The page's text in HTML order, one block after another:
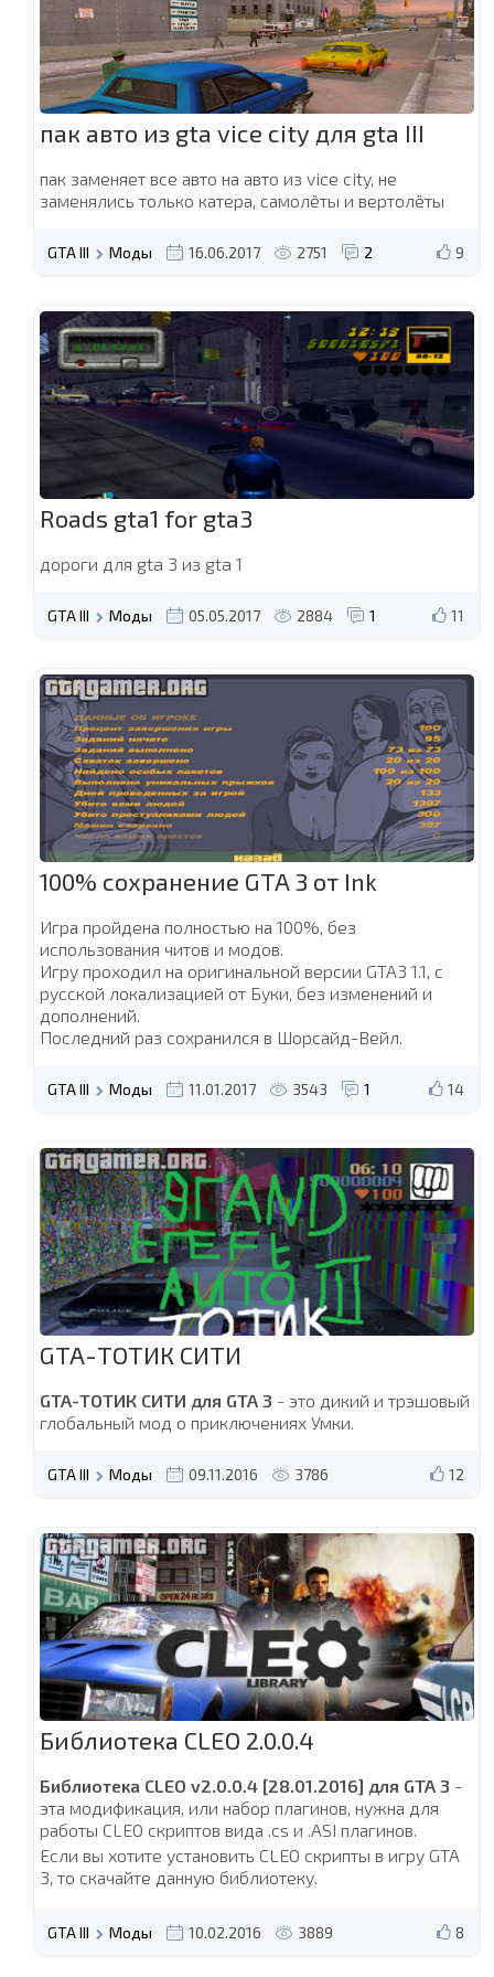
пак авто из gta vice city для gta III
пак заменяет все авто на авто из vice city, не
заменялись только катера, самолёты и вертолёты
9
GTA III Моды 16.06.2017 2751 2
Roads gta1 for gta3
дороги для gta 3 из gta 1
11
GTA III Моды 05.05.2017 2884 1
100% сохранение GTA 3 от Ink
Игра пройдена полностью на 100%, без
использования читов и модов.
Игру проходил на оригинальной версии GTA3 1.1, с
русской локализацией от Буки, без изменений и
дополнений.
Последний раз сохранился в Шорсайд-Вейл.
14
GTA III Моды 11.01.2017 3543 1
GTA-ТОТИК СИТИ
GTA-ТОТИК СИТИ для GTA 3 - это дикий и трэшовый
глобальный мод о приключениях Умки.
12
GTA III Моды 09.11.2016 3786
Библиотека CLEO 2.0.0.4
Библиотека CLEO v2.0.0.4 [28.01.2016] для GTA 3 -
эта модификация, или набор плагинов, нужна для
работы CLEO скриптов вида .cs и .ASI плагинов.
Если вы хотите установить CLEO скрипты в игру GTA
3, то скачайте данную библиотеку.
8
GTA III Моды 10.02.2016 3889